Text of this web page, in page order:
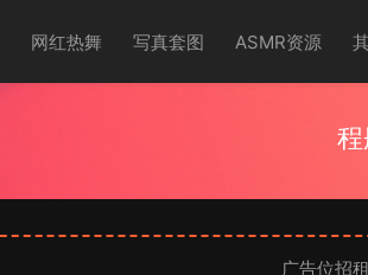
网红热舞 写真套图 ASMR资源
广告位招租